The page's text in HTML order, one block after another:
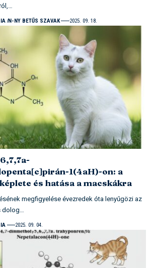
N-NY BETŰS SZAVAK 2025. 09. 18.
1(4aH)-on: a
és hatása a macskákra
megfigyelése évezredek óta lenyűgözi az
dolog…
2025. 09. 04.